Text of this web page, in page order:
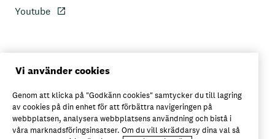
Youtube
Personuppgiftspolicy
Axfoods integritetspolicy
Vi använder cookies
Genom att klicka på "Godkänn cookies" samtycker du till lagring
av cookies på din enhet för att förbättra navigeringen på
webbplatsen, analysera webbplatsens användning och bistå i
våra marknadsföringsinsatser. Om du vill skräddarsy dina val så